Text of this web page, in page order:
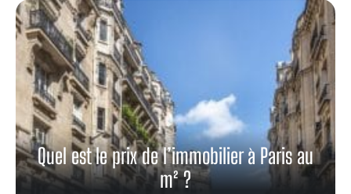
Quel est le prix de l’immobilier à Paris au
m² ?